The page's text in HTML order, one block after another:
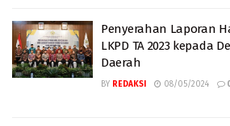
Penyerahan Laporan
LKPD TA 2023 kepada
Daerah
BY REDAKSI 08/05/2024